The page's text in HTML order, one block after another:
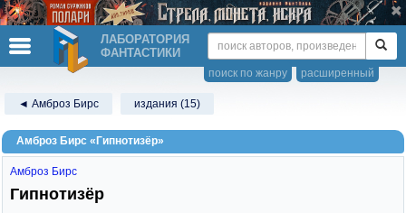
ЛАБОРАТОРИЯ
ФАНТАСТИКИ
расширенный
поиск по жанру
◄ Амброз Бирс издания (15)
Амброз Бирс «Гипнотизёр»
Амброз Бирс
Гипнотизёр